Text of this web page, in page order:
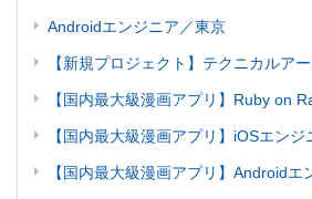
Androidエンジニア／東京
【新規プロジェクト】テクニカルア
【国内最大級漫画アプリ】Ruby on
【国内最大級漫画アプリ】iOSエンジ
【国内最大級漫画アプリ】Androidエ